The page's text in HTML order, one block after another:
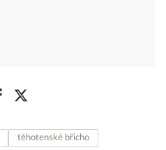
těhotenské břicho